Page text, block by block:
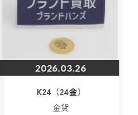
2026.03.26
K24（24金）
金貨